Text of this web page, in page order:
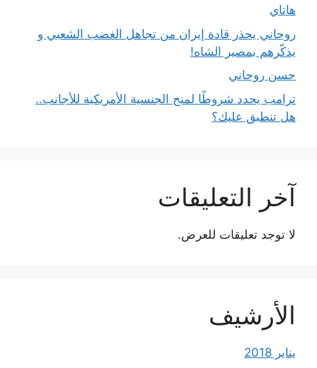
هاتاي
روحاني يحذر قادة إيران من تجاهل الغضب الشعبي و
يذكّرهم بمصير الشاه!
حسن روحاني
ترامب يحدد شروطًا لمنح الجنسية الأمريكية للأجانب..
هل تنطبق عليك؟
آخر التعليقات
لا توجد تعليقات للعرض.
الأرشيف
يناير 2018